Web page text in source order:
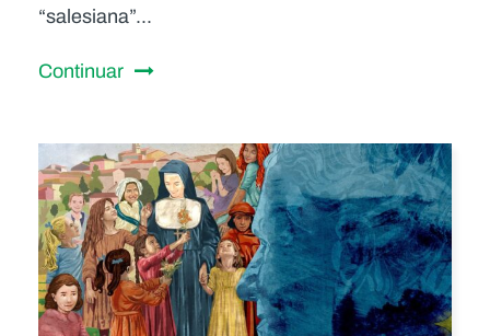
“salesiana”...
Continuar